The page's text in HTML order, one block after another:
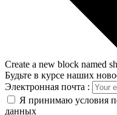
Create a new block named
Будьте в курсе наших
Электронная почта :
Я принимаю условия
данных